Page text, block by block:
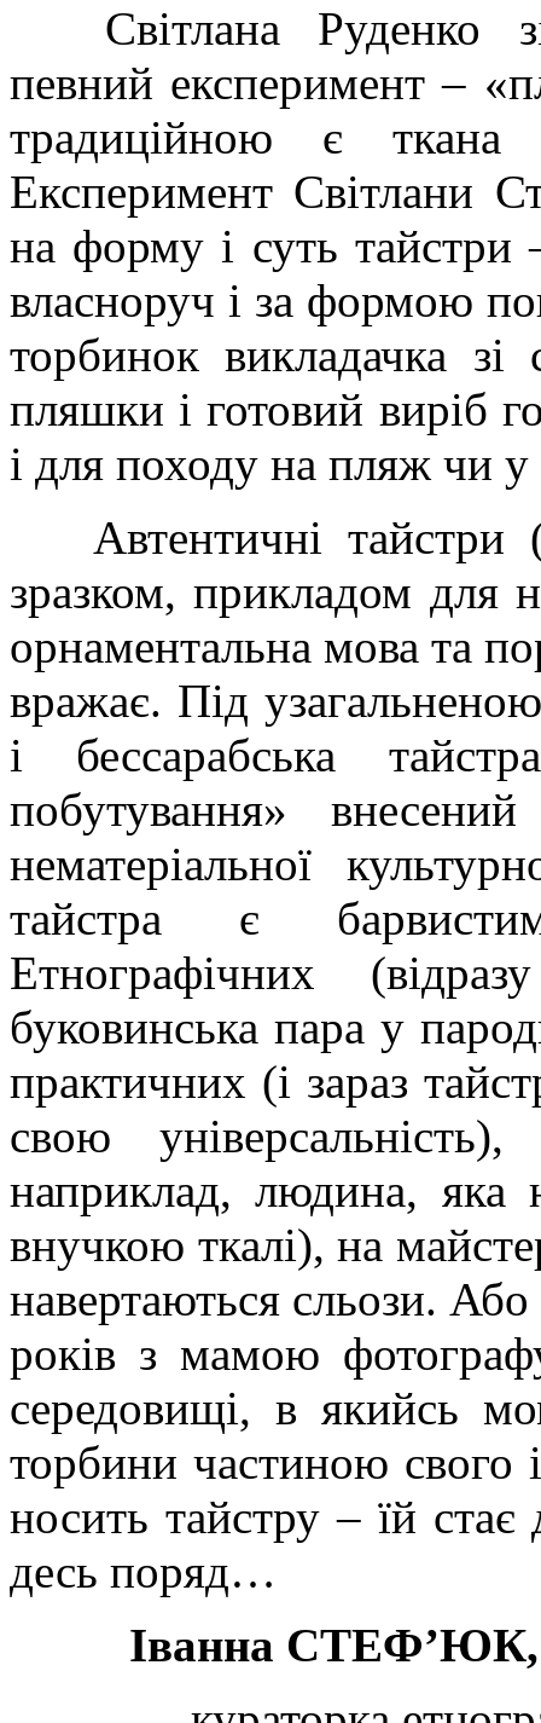
Світлана Руденко
певний експеримент –
традиційною є
Експеримент Світлани
на форму і суть тайстри
власноруч і за формою
торбинок викладачка
пляшки і готовий виріб
і для походу на пляж чи у
Автентичні
зразком, прикладом для
орнаментальна мова та
вражає. Під
і бессарабська
побутування»
нематеріальної
тайстра є
Етнографічних
буковинська пара у
практичних (і зараз
свою
наприклад, людина, яка
внучкою ткалі), на
навертаються сльози.
років з мамою
середовищі, в якийсь
торбини частиною свого
носить тайстру – їй
десь поряд…
Іванна СТЕФ’ЮК,